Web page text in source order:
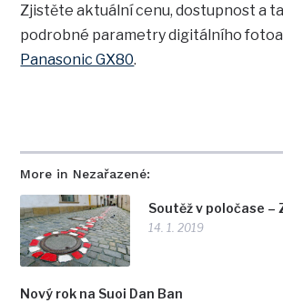
More in Nezařazené:
Soutěž v poločase –
14. 1. 2019
Nový rok na Suoi Dan Ban
Zjistěte aktuální cenu, dostupnost a
podrobné parametry digitálního
Panasonic GX80.